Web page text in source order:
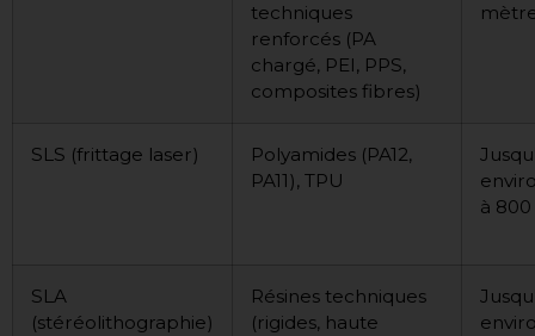
techniques
renforcés (PA
chargé, PEI, PPS,
composites fibres)
SLS (frittage laser)
Polyamides (PA12,
PA11), TPU
à
SLA
(stéréolithographie)
Résines techniques
(rigides, haute